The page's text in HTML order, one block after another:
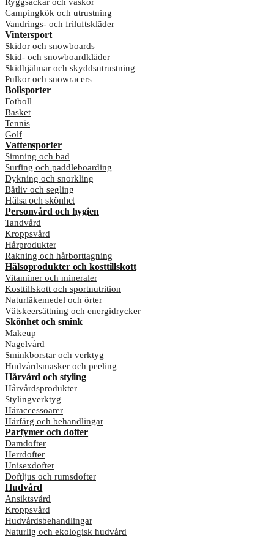
Campingkök och utrustning
Vandrings- och friluftskläder
Vintersport
Skidor och snowboards
Skid- och snowboardkläder
Skidhjälmar och skyddsutrustning
Pulkor och snowracers
Bollsporter
Fotboll
Basket
Tennis
Golf
Vattensporter
Simning och bad
Surfing och paddleboarding
Dykning och snorkling
Båtliv och segling
Hälsa och skönhet
Personvård och hygien
Tandvård
Kroppsvård
Hårprodukter
Rakning och hårborttagning
Hälsoprodukter och kosttillskott
Vitaminer och mineraler
Kosttillskott och sportnutrition
Naturläkemedel och örter
Vätskeersättning och energidrycker
Skönhet och smink
Makeup
Nagelvård
Sminkborstar och verktyg
Hudvårdsmasker och peeling
Hårvård och styling
Hårvårdsprodukter
Stylingverktyg
Håraccessoarer
Hårfärg och behandlingar
Parfymer och dofter
Damdofter
Herrdofter
Unisexdofter
Doftljus och rumsdofter
Hudvård
Ansiktsvård
Kroppsvård
Hudvårdsbehandlingar
Naturlig och ekologisk hudvård